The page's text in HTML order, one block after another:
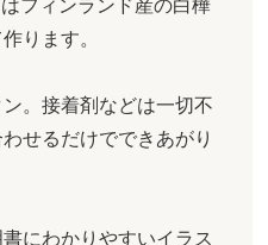
ります。
。接着剤などは一切不
せるだけでできあがり
にわかりやすいイラス